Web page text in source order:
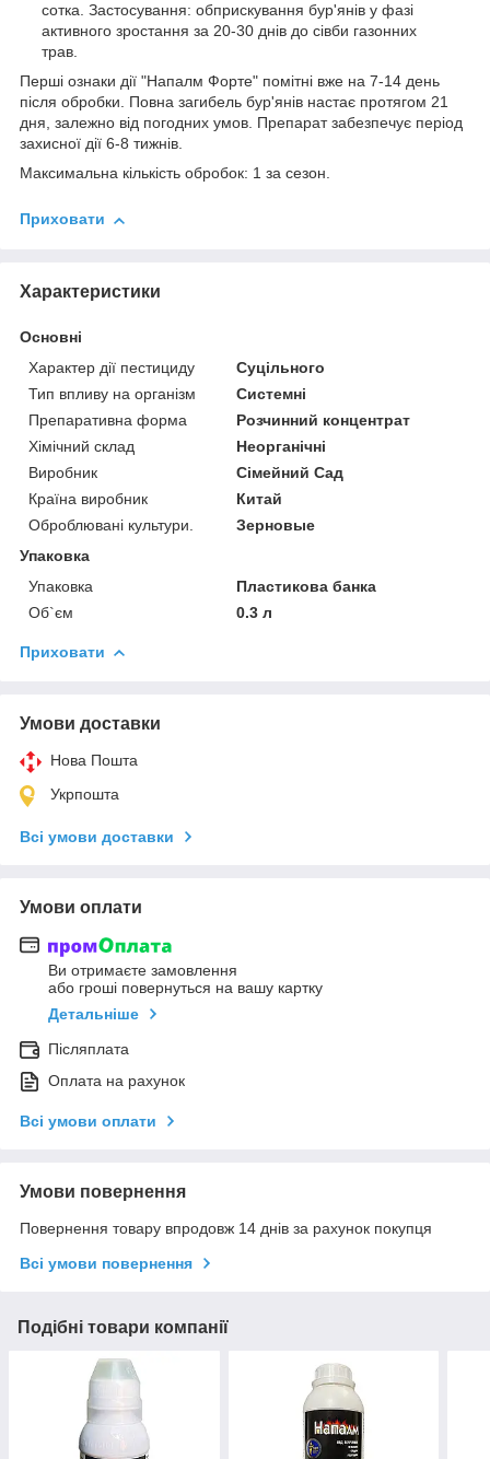
сотка. Застосування: обприскування бур'янів у фазі
активного зростання за 20-30 днів до сівби газонних
трав.
Перші ознаки дії "Напалм Форте" помітні вже на 7-14 день
після обробки. Повна загибель бур'янів настає протягом 21
дня, залежно від погодних умов. Препарат забезпечує період
захисної дії 6-8 тижнів.
Максимальна кількість обробок: 1 за сезон.
Приховати
Характеристики
Основні
Характер дії пестициду
Суцільного
Тип впливу на організм
Системні
Препаративна форма
Розчинний концентрат
Хімічний склад
Неорганічні
Виробник
Сімейний Сад
Країна виробник
Китай
Оброблювані культури.
Зерновые
Упаковка
Упаковка
Пластикова банка
Об`єм
0.3 л
Приховати
Умови доставки
Нова Пошта
Укрпошта
Всі умови доставки
Умови оплати
Ви отримаєте замовлення
або гроші повернуться на вашу картку
Детальніше
Післяплата
Оплата на рахунок
Всі умови оплати
Умови повернення
Повернення товару впродовж 14 днів за рахунок покупця
Всі умови повернення
Подібні товари компанії